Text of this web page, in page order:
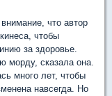
что автор
чтобы
за здоровье.
морду, сказала она.
много лет, чтобы
навсегда. Но